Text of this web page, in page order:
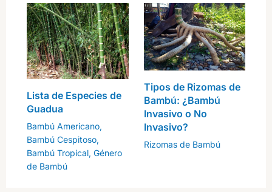
Lista de Especies de
Guadua
Bambú Americano,
Bambú Cespitoso,
Bambú Tropical,Género
de Bambú
Tipos de Rizomas de
Bambú: ¿Bambú
Invasivo o No
Invasivo?
Rizomas de Bambú